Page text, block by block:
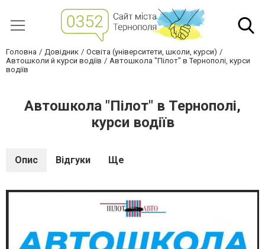
Головна Довідник
Освіта (університети, школи, курси)
Автошколи й курси водіїв
Автошкола "Пілот" в Тернополі, курси
водіїв
Автошкола "Пілот" в Тернополі,
курси водіїв
Опис Відгуки Ще